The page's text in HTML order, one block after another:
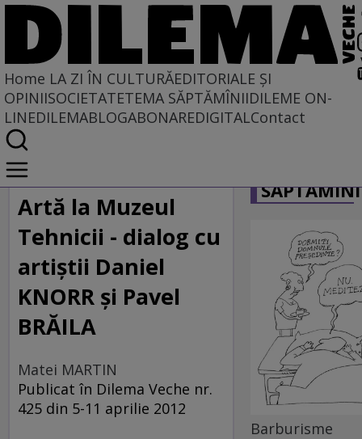
Home LA ZI ÎN CULTURĂEDITORIALE ȘI
OPINIISOCIETATETEMA SĂPTĂMÎNIIDILEME ON-
LINEDILEMABLOGABONAREDIGITALContact
Home
La zi în cultură
ARTE VIZUALE
Artă la Muzeul
Tehnicii - dialog cu
artiştii Daniel
KNORR şi Pavel
BRĂILA
Matei MARTIN
Publicat în Dilema Veche nr.
425 din 5-11 aprilie 2012
Barburisme